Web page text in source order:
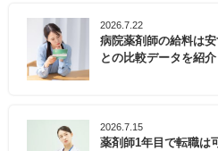
2026.7.22
病院薬剤師の給料は
との比較データを紹介
2026.7.15
薬剤師1年目で転職は